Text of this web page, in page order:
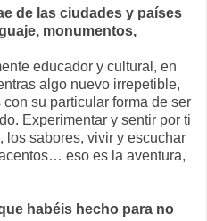
de las ciudades y países
monumentos,
educador y cultural, en
algo nuevo irrepetible,
su particular forma de ser
Experimentar y sentir por ti
los sabores, vivir y escuchar
eso es la aventura,
habéis hecho para no